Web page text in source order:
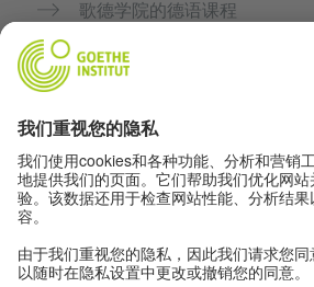
歌德学院的德语课程
隐私与无障碍
隐私设置